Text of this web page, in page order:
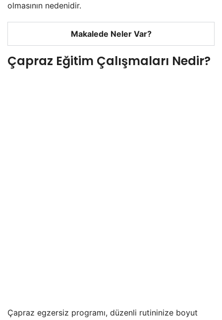
olmasının nedenidir.
Makalede Neler Var?
Çapraz Eğitim Çalışmaları Nedir?
Çapraz egzersiz programı, düzenli rutininize boyut